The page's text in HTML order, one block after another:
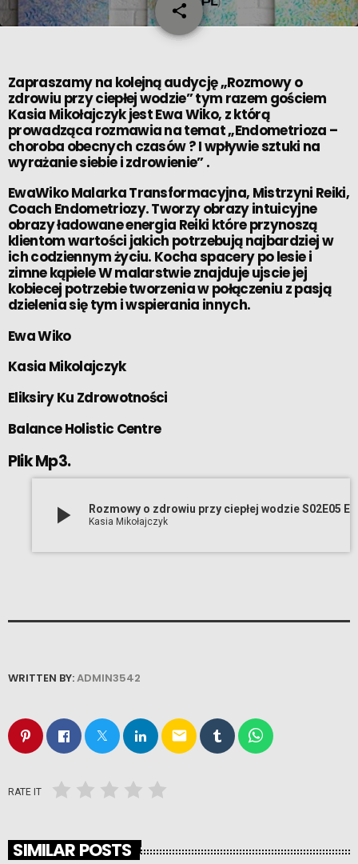
share
email
Zapraszamy na kolejną audycję „Rozmowy o
zdrowiu przy ciepłej wodzie” tym razem gościem
Kasia Mikołajczyk jest Ewa Wiko, z którą
prowadząca rozmawia na temat „Endometrioza –
choroba obecnych czasów ? I wpływie sztuki na
wyrażanie siebie i zdrowienie” .
EwaWiko Malarka Transformacyjna, Mistrzyni Reiki,
Coach Endometriozy. Tworzy obrazy intuicyjne
obrazy ładowane energia Reiki które przynoszą
klientom wartości jakich potrzebują najbardziej w
ich codziennym życiu. Kocha spacery po lesie i
zimne kąpiele W malarstwie znajduje ujscie jej
kobiecej potrzebie tworzenia w połączeniu z pasją
dzielenia się tym i wspierania innych.
Ewa Wiko
Kasia Mikolajczyk
Eliksiry Ku Zdrowotności
Balance Holistic Centre
Plik Mp3.
play_arrow Kasia Mikołajczyk
WRITTEN BY:ADMIN3542
email
RATE IT
SIMILAR POSTS